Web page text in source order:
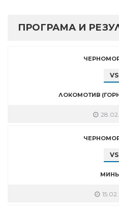
ПРОГРАМА И
VS
ЛОКОМОТИВ
VS